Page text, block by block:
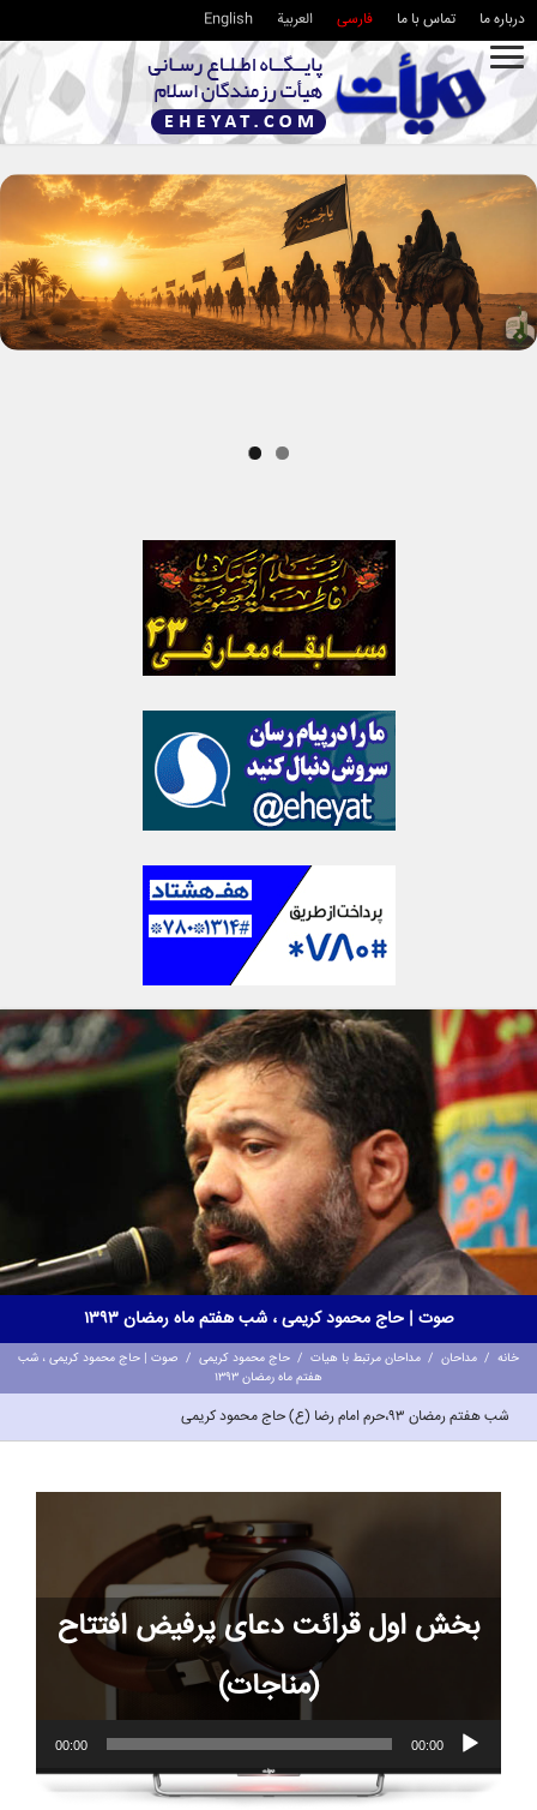
درباره ما تماس با ما فارسی العربية English
صوت | حاج محمود کریمی ، شب هفتم ماه رمضان 1393
خانه / مداحان / مداحان مرتبط با هیات / حاج محمود کریمی / صوت | حاج محمود کریمی ، شب
هفتم ماه رمضان 1393
شب هفتم رمضان 93،حرم امام رضا (ع) حاج محمود کریمی
بخش اول قرائت دعای پرفیض افتتاح
(مناجات)
شب هفتم ماه رمضان 93 حرم مطهر امام رضا (ع)
00:00
00:00